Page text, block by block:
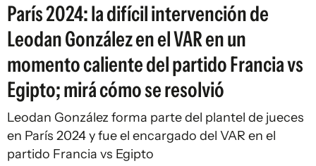
París 2024: la difícil intervención de
Leodan González en el VAR en un
momento caliente del partido Francia vs
Egipto; mirá cómo se resolvió
Leodan González forma parte del plantel de jueces
en París 2024 y fue el encargado del VAR en el
partido Francia vs Egipto